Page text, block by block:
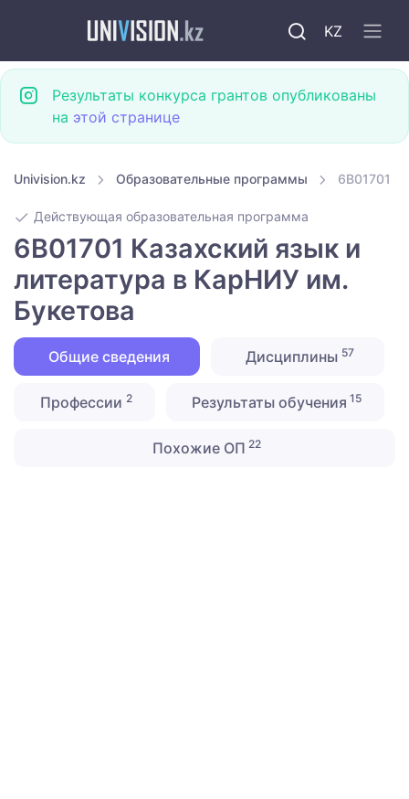
KZ
Результаты конкурса грантов опубликованы
на этой странице
Univision.kz Образовательные программы 6B01701
Действующая образовательная программа
6B01701 Казахский язык и
литература в КарНИУ им.
Букетова
Общие сведения Дисциплины 57
Профессии 2 Результаты обучения 15
Похожие ОП 22